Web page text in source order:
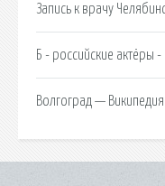
Запись к врачу
Б - российские актёры -
Волгоград — Википедия.